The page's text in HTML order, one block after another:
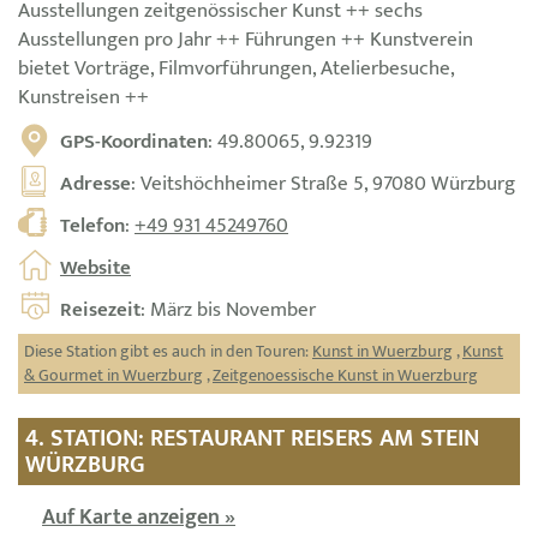
Ausstellungen zeitgenössischer Kunst ++ sechs
Ausstellungen pro Jahr ++ Führungen ++ Kunstverein
bietet Vorträge, Filmvorführungen, Atelierbesuche,
Kunstreisen ++
GPS-Koordinaten: 49.80065, 9.92319
Adresse: Veitshöchheimer Straße 5, 97080 Würzburg
Telefon:+49 931 45249760
Website
Reisezeit: März bis November
Diese Station gibt es auch in den Touren:Kunst in Wuerzburg ,Kunst
& Gourmet in Wuerzburg ,Zeitgenoessische Kunst in Wuerzburg
4. STATION: RESTAURANT REISERS AM STEIN
WÜRZBURG
Auf Karte anzeigen »